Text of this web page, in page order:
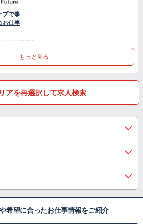
プで事
お仕事
もっと見る
アを再選択して求人検索
希望に合ったお仕事情報をご紹介